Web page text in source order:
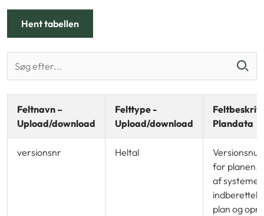
Hent tabellen
Feltnavn –
Upload/download
Felttype -
Upload/download
Plandata
versionsnr Heltal
for planen.
af systemet
plan og